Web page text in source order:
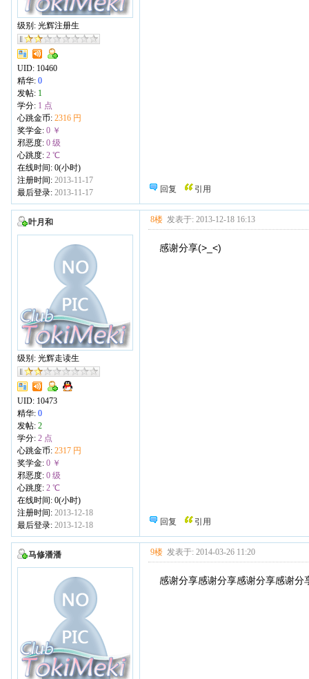
级别: 光辉注册生
UID: 10460
精华: 0
发帖: 1
学分: 1 点
心跳金币: 2316 円
奖学金: 0 ￥
邪恶度: 0 级
心跳度: 2 ℃
在线时间: 0(小时)
注册时间: 2013-11-17
最后登录: 2013-11-17 回复 引用
叶月和
级别: 光辉走读生
UID: 10473
精华: 0
发帖: 2
学分: 2 点
心跳金币: 2317 円
奖学金: 0 ￥
邪恶度: 0 级
心跳度: 2 ℃
在线时间: 0(小时)
注册时间: 2013-12-18
最后登录: 2013-12-18
8楼 发表于: 2013-12-18 16:13
感谢分享(>_<)
回复 引用
马修潘潘 9楼 发表于: 2014-03-26 11:20
感谢分享感谢分享感谢分享感谢分